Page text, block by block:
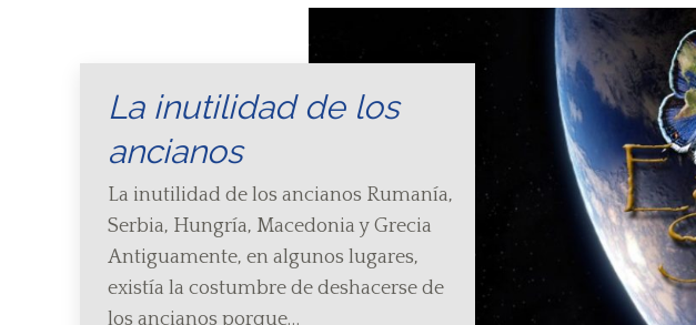
La inutilidad de los
ancianos
La inutilidad de los ancianos Rumanía,
Serbia, Hungría, Macedonia y Grecia
Antiguamente, en algunos lugares,
existía la costumbre de deshacerse de
los ancianos porque…